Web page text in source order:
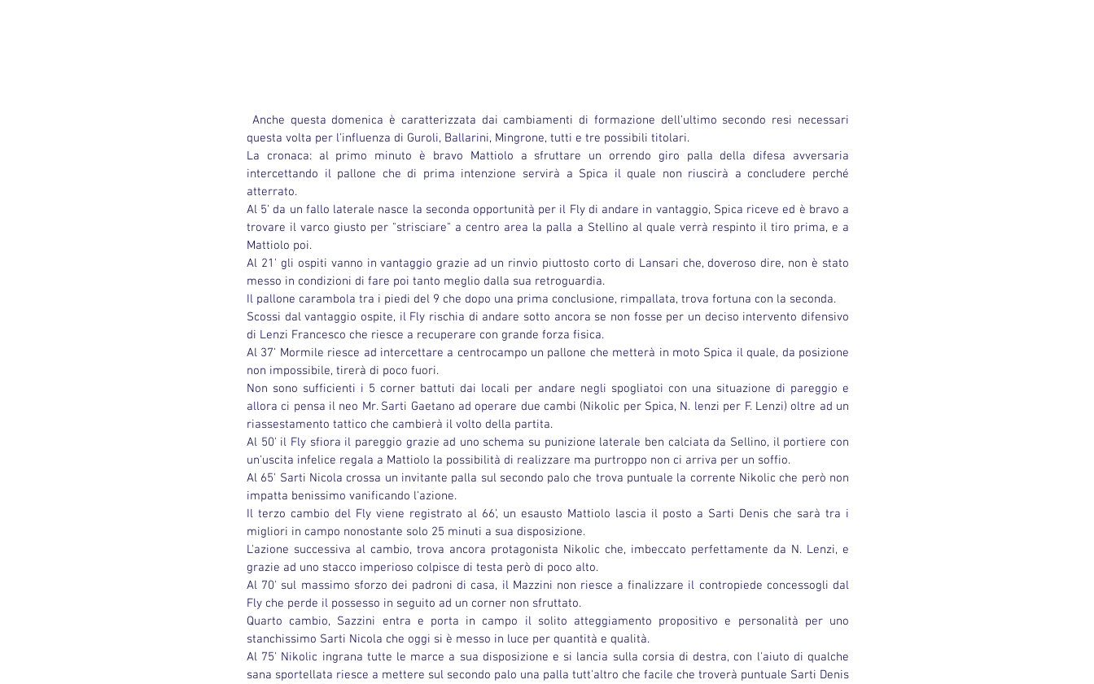
questa volta per l'influenza di Guroli, Ballarini, Mingrone, tutti e tre possibili titolari.
La cronaca: al primo minuto è bravo Mattiolo a sfruttare un orrendo giro palla della difesa avversaria
intercettando il pallone che di prima intenzione servirà a Spica il quale non riuscirà a concludere perché
atterrato.
Al 5' da un fallo laterale nasce la seconda opportunità per il Fly di andare in vantaggio, Spica riceve ed è bravo a
trovare il varco giusto per "strisciare" a centro area la palla a Stellino al quale verrà respinto il tiro prima, e a
Mattiolo poi.
Al 21' gli ospiti vanno in vantaggio grazie ad un rinvio piuttosto corto di Lansari che, doveroso dire, non è stato
messo in condizioni di fare poi tanto meglio dalla sua retroguardia.
Il pallone carambola tra i piedi del 9 che dopo una prima conclusione, rimpallata, trova fortuna con la seconda.
Scossi dal vantaggio ospite, il Fly rischia di andare sotto ancora se non fosse per un deciso intervento difensivo
di Lenzi Francesco che riesce a recuperare con grande forza fisica.
Al 37' Mormile riesce ad intercettare a centrocampo un pallone che metterà in moto Spica il quale, da posizione
non impossibile, tirerà di poco fuori.
Non sono sufficienti i 5 corner battuti dai locali per andare negli spogliatoi con una situazione di pareggio e
allora ci pensa il neo Mr. Sarti Gaetano ad operare due cambi (Nikolic per Spica, N. lenzi per F. Lenzi) oltre ad un
riassestamento tattico che cambierà il volto della partita.
Al 50' il Fly sfiora il pareggio grazie ad uno schema su punizione laterale ben calciata da Sellino, il portiere con
un'uscita infelice regala a Mattiolo la possibilità di realizzare ma purtroppo non ci arriva per un soffio.
Al 65' Sarti Nicola crossa un invitante palla sul secondo palo che trova puntuale la corrente Nikolic che però non
impatta benissimo vanificando l'azione.
Il terzo cambio del Fly viene registrato al 66', un esausto Mattiolo lascia il posto a Sarti Denis che sarà tra i
migliori in campo nonostante solo 25 minuti a sua disposizione.
L'azione successiva al cambio, trova ancora protagonista Nikolic che, imbeccato perfettamente da N. Lenzi, e
grazie ad uno stacco imperioso colpisce di testa però di poco alto.
Al 70' sul massimo sforzo dei padroni di casa, il Mazzini non riesce a finalizzare il contropiede concessogli dal
Fly che perde il possesso in seguito ad un corner non sfruttato.
Quarto cambio, Sazzini entra e porta in campo il solito atteggiamento propositivo e personalità per uno
stanchissimo Sarti Nicola che oggi si è messo in luce per quantità e qualità.
Al 75' Nikolic ingrana tutte le marce a sua disposizione e si lancia sulla corsia di destra, con l'aiuto di qualche
sana sportellata riesce a mettere sul secondo palo una palla tutt'altro che facile che troverà puntuale Sarti Denis